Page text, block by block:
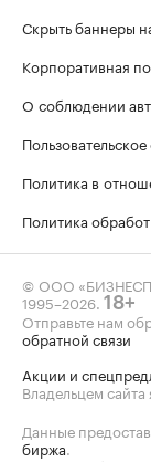
Скрыть баннеры
Корпоративная
О соблюдении
Политика в
Политика
© ООО
1995–2026 18+
Отправьте нам
обратной связи
Акции и
Владельцем
Данные
биржа